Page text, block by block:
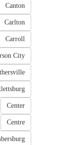
Canton
Carlton
Carroll
City
Center
Centre